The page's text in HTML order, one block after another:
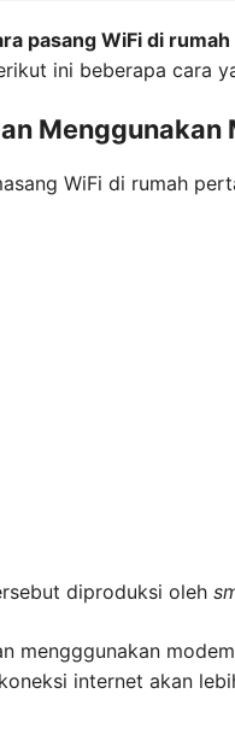
pasang WiFi di rumah
ini beberapa cara
WiFi di rumah
diproduksi oleh
mengggunakan
internet akan